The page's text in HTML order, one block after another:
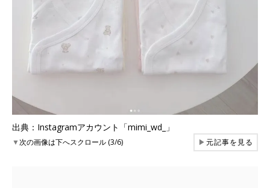
出典：Instagramアカウント「mimi_wd_」
▼次の画像は下へスクロール (3/6) ▶元記事を見る